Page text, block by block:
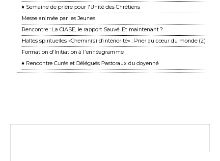
♦ Semaine de prière pour l'Unité des Chrétiens
Messe animée par les Jeunes
Rencontre : La CIASE, le rapport Sauvé. Et maintenant ?
Haltes spirituelles «Chemin(s) d’intériorité» : Prier au cœur du monde (2)
Formation d'Initiation à l'ennéagramme
♦ Rencontre Curés et Délégués Pastoraux du doyenné